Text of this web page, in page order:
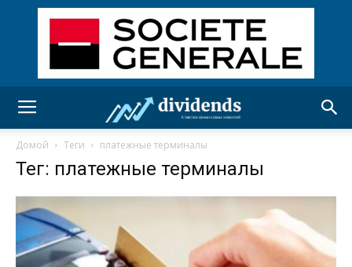
Домой Теги платежные терминалы
Тег: платежные терминалы